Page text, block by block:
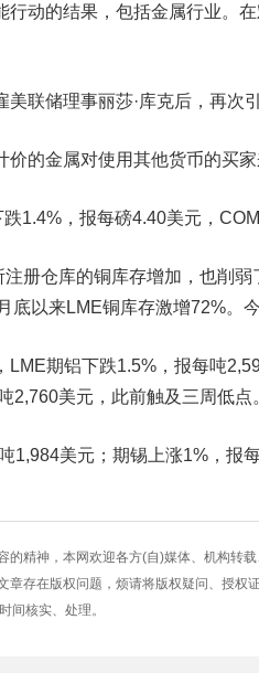
行动的结果，包括金属行业。
美联储理事丽莎·库克后，再次
价的金属对使用其他货币的买
1.4%，报每磅4.40美元，
册仓库的铜库存增加，也削
底以来LME铜库存激增72%。
LME期铝下跌1.5%，报每吨
2,760美元，此前触及三周低点
1,984美元；期锡上涨1%，报
的精神，本网欢迎各方(自)媒体、机构转
章存在版权问题，烦请将版权疑问、授权
间核实、处理。